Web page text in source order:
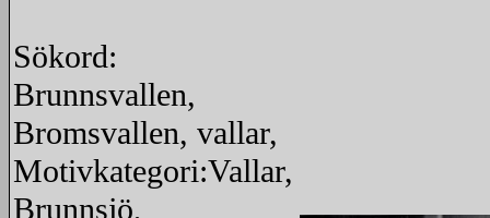
Sökord:
Brunnsvallen,
Bromsvallen, vallar,
Motivkategori:Vallar,
Brunnsjö,